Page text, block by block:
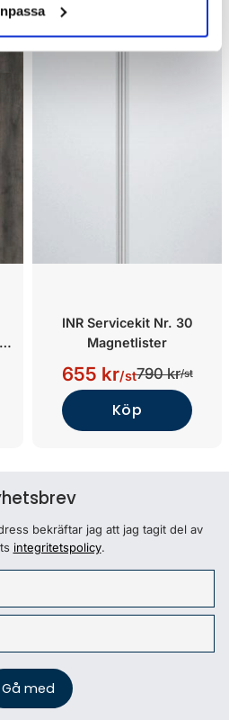
Kampanj
INR Servicekit Nr. 30
Magnetlister
655 kr/st790 kr/st
Köp
bekräftar jag att jag tagit del av
integritetspolicy.